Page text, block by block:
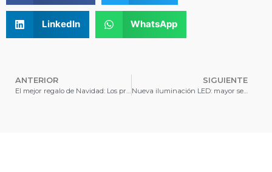
LinkedIn WhatsApp
ANTERIOR SIGUIENTE